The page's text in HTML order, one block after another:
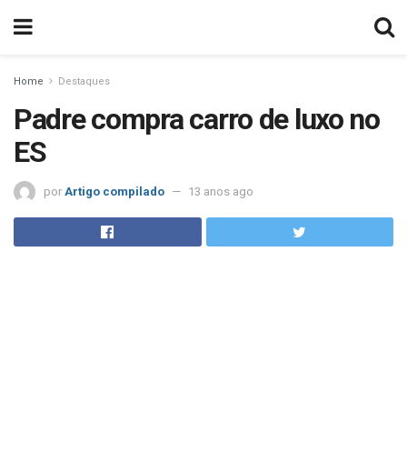
Home Destaques
Padre compra carro de luxo no
ES
por Artigo compilado 13 anos ago